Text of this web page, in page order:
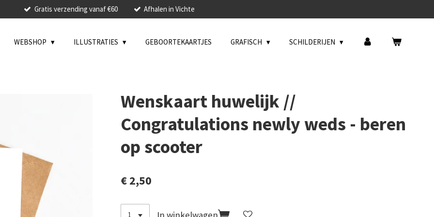
Gratis verzending vanaf €60 Afhalen in Vichte
WEBSHOP ILLUSTRATIES GEBOORTEKAARTJES GRAFISCH SCHILDERIJEN
Wenskaart huwelijk //
Congratulations newly weds - beren
op scooter
€ 2,50